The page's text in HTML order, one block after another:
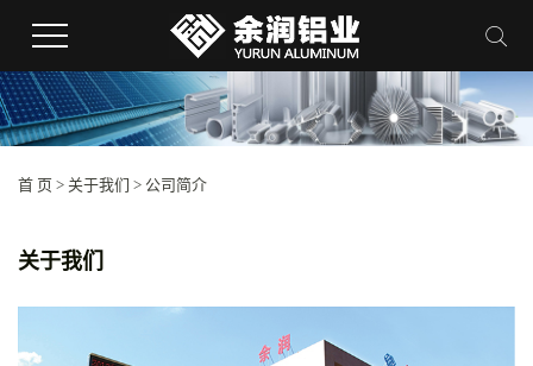
首 页 > 关于我们 > 公司简介
关于我们